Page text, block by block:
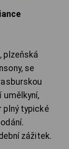
plzeňská
se
umělkyní,
plný typické
zážitek.